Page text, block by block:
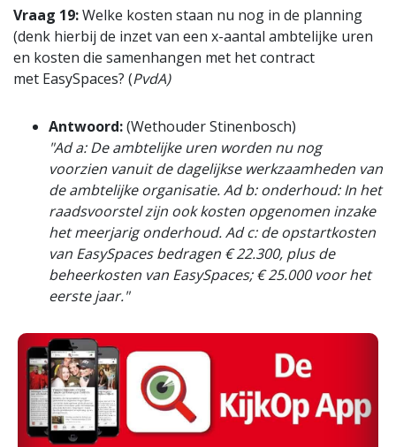
Vraag 19:Welke kosten staan nu nog in de planning
(denk hierbij de inzet van een x-aantal ambtelijke uren
en kosten die samenhangen met het contract
met EasySpaces? (PvdA)
Antwoord:(Wethouder Stinenbosch)
"Ad a: De ambtelijke uren worden nu nog
voorzien vanuit de dagelijkse werkzaamheden van
de ambtelijke organisatie. Ad b: onderhoud: In het
raadsvoorstel zijn ook kosten opgenomen inzake
het meerjarig onderhoud. Ad c: de opstartkosten
van EasySpaces bedragen € 22.300, plus de
beheerkosten van EasySpaces; € 25.000 voor het
eerste jaar."